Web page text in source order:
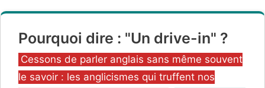
Pourquoi dire : "Un drive-in" ?
Catégories
Cessons de parler anglais sans même souvent
le savoir : les anglicismes qui truffent nos